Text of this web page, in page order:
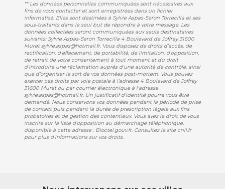
** Les données personnelles communiquées sont nécessaires aux
fins de vous contacter et sont enregistrées dans un fichier
informatisé. Elles sont destinées à Sylvie Aspas-Seron Torrecilla et ses
sous-traitants dans le seul but de répondre à votre message. Les
données collectées seront communiquées aux seuls destinataires
suivants: Sylvie Aspas-Seron Torrecilla 4 Boulevard de Joffrey 31600
Muret sylvie.aspas@hotmail.fr. Vous disposez de droits d’accès, de
rectification, d’effacement, de portabilité, de limitation, d’opposition,
de retrait de votre consentement à tout moment et du droit
d’introduire une réclamation auprès d’une autorité de contrôle, ainsi
que d’organiser le sort de vos données post-mortem. Vous pouvez
exercer ces droits par voie postale à l'adresse 4 Boulevard de Joffrey
31600 Muret ou par courrier électronique à l'adresse
sylvie.aspas@hotmail.fr. Un justificatif d'identité pourra vous être
demandé. Nous conservons vos données pendant la période de prise
de contact puis pendant la durée de prescription légale aux fins
probatoires et de gestion des contentieux. Vous avez le droit de vous
inscrire sur la liste d'opposition au démarchage téléphonique,
disponible à cette adresse : Bloctel.gouv.fr. Consultez le site cnil.fr
pour plus d’informations sur vos droits.